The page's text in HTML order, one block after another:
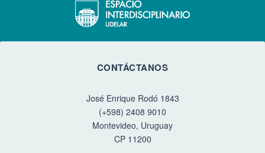
CONTÁCTANOS
José Enrique Rodó 1843
(+598) 2408 9010
Montevideo, Uruguay
CP 11200